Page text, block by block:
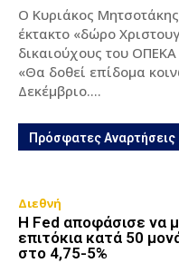
Ο Κυριάκος
έκτακτο «δώρο
δικαιούχους του
«Θα δοθεί επίδομα
Δεκέμβριο....
Πρόσφατες Αναρτήσεις
Διεθνή
Η Fed αποφάσισε να
επιτόκια κατά 50
στο 4,75-5%